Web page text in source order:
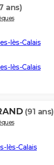
ans)
lès-Calais
lès-Calais
(91 ans)
lès-Calais